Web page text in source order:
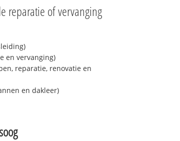
reparatie of vervanging
en vervanging)
reparatie, renovatie en
en dakleer)